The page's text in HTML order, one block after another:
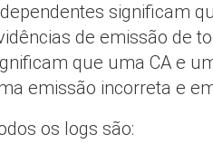
significam
de emissão de
que uma CA e
emissão incorreta e
os logs são: